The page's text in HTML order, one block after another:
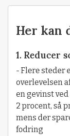
Her kan
1. Reducer
- Flere steder
overlevelsen
en gevinst
2 procent, så
mens der
fodring